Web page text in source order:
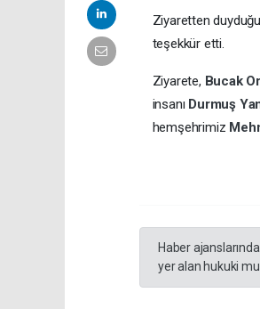
Ziyaretten
teşekkür etti.
Ziyarete, Bucak
insanı Durmuş
hemşehrimiz
Haber
yer alan hukuki